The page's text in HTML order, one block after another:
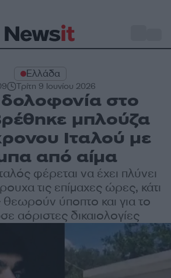
Ελλάδα
Τρίτη 9 Ιουνίου 2026
στο
μπλούζα
Ιταλού με
από αίμα
φέρεται να έχει πλύνει
τις επίμαχες ώρες, κάτι
ύποπτο και για το
αόριστες δικαιολογίες